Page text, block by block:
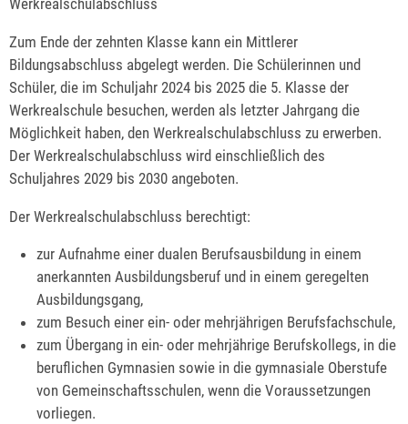
Zum Ende der zehnten Klasse kann ein Mittlerer
Bildungsabschluss abgelegt werden. Die Schülerinnen und
Schüler, die im Schuljahr 2024 bis 2025 die 5. Klasse der
Werkrealschule besuchen, werden als letzter Jahrgang die
Möglichkeit haben, den Werkrealschulabschluss zu erwerben.
Der Werkrealschulabschluss wird einschließlich des
Schuljahres 2029 bis 2030 angeboten.
Der Werkrealschulabschluss berechtigt:
zur Aufnahme einer dualen Berufsausbildung in einem
anerkannten Ausbildungsberuf und in einem geregelten
Ausbildungsgang,
zum Besuch einer ein- oder mehrjährigen Berufsfachschule,
zum Übergang in ein- oder mehrjährige Berufskollegs, in die
beruflichen Gymnasien sowie in die gymnasiale Oberstufe
von Gemeinschaftsschulen, wenn die Voraussetzungen
vorliegen.